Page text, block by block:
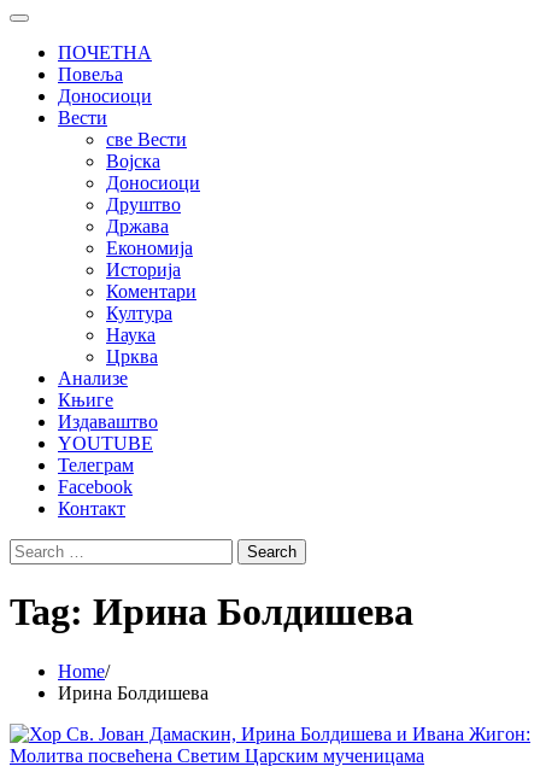
ПОЧЕТНА
Повеља
Доносиоци
Вести
све Вести
Војска
Доносиоци
Друштво
Држава
Економија
Историја
Коментари
Култура
Наука
Црква
Анализе
Књиге
Издаваштво
YOUTUBE
Телеграм
Facebook
Контакт
Search
for:
Tag: Ирина Болдишева
Home
Ирина Болдишева